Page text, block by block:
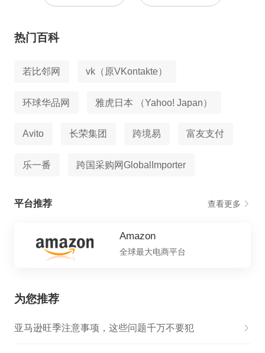
热门百科
若比邻网 vk（原VKontakte）
环球华品网 雅虎日本 （Yahoo! Japan）
Avito 长荣集团 跨境易 富友支付
乐一番 跨国采购网GlobalImporter
平台推荐 查看更多
Amazon
全球最大电商平台
为您推荐
亚马逊旺季注意事项，这些问题千万不要犯